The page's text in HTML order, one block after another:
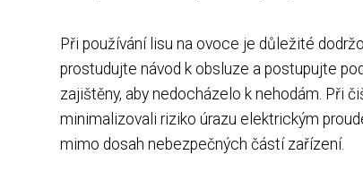
Při používání lisu na ovoce je důležité
prostudujte návod k obsluze a postupujte
zajištěny, aby nedocházelo k nehodám. Při
minimalizovali riziko úrazu elektrickým
mimo dosah nebezpečných částí zařízení.